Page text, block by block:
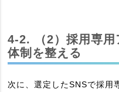
4-2. （2）採用専用
体制を整える
次に、選定したSNSで採用